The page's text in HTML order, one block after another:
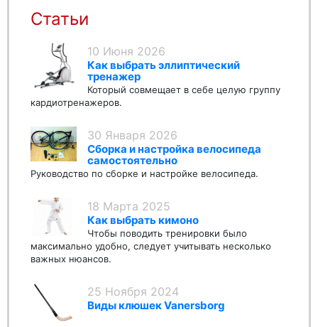
Статьи
10 Июня 2026
Как выбрать эллиптический
тренажер
Который совмещает в себе целую группу
кардиотренажеров.
30 Января 2026
Сборка и настройка велосипеда
самостоятельно
Руководство по сборке и настройке велосипеда.
18 Марта 2025
Как выбрать кимоно
Чтобы поводить тренировки было
максимально удобно, следует учитывать несколько
важных нюансов.
25 Ноября 2024
Виды клюшек Vanersborg